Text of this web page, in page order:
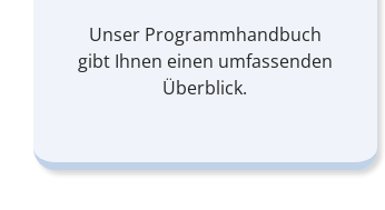
Unser Programmhandbuch
gibt Ihnen einen umfassenden
Überblick.